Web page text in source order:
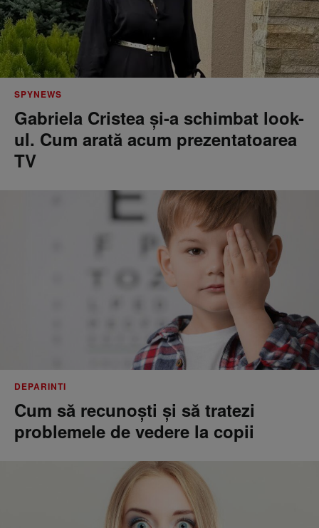
SPYNEWS
Gabriela Cristea și-a schimbat look-
ul. Cum arată acum prezentatoarea
TV
DEPARINTI
Cum să recunoști și să tratezi
problemele de vedere la copii